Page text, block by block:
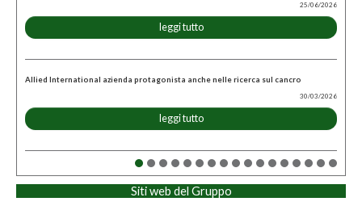
25/06/2026
leggi tutto
Allied International azienda protagonista anche nelle ricerca sul cancro
30/03/2026
leggi tutto
Siti web del Gruppo